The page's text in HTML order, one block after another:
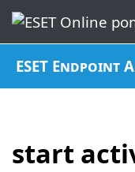
ESET Endpoint
start